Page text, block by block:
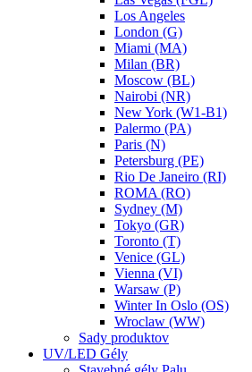
Los Angeles
London (G)
Miami (MA)
Milan (BR)
Moscow (BL)
Nairobi (NR)
New York (W1-B1)
Palermo (PA)
Paris (N)
Petersburg (PE)
Rio De Janeiro (RI)
ROMA (RO)
Sydney (M)
Tokyo (GR)
Toronto (T)
Venice (GL)
Vienna (VI)
Warsaw (P)
Winter In Oslo (OS)
Wroclaw (WW)
Sady produktov
UV/LED Gély